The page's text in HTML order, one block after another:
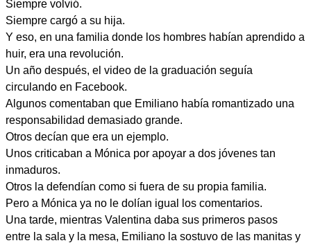
Siempre volvió.
Siempre cargó a su hija.
Y eso, en una familia donde los hombres habían aprendido a
huir, era una revolución.
Un año después, el video de la graduación seguía
circulando en Facebook.
Algunos comentaban que Emiliano había romantizado una
responsabilidad demasiado grande.
Otros decían que era un ejemplo.
Unos criticaban a Mónica por apoyar a dos jóvenes tan
inmaduros.
Otros la defendían como si fuera de su propia familia.
Pero a Mónica ya no le dolían igual los comentarios.
Una tarde, mientras Valentina daba sus primeros pasos
entre la sala y la mesa, Emiliano la sostuvo de las manitas y